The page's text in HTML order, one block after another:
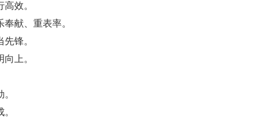
效。
献、重表率。
锋。
上。